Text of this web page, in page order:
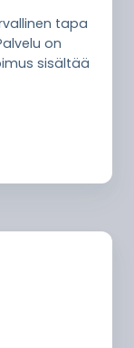
tapa
on
sisältää